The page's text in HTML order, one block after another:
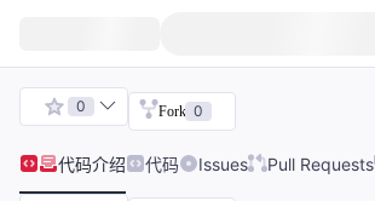
0 Fork 0
代码介绍 代码 Issues Pull Requests